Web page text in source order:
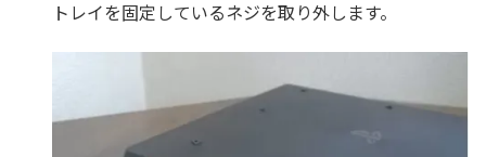
トレイを固定しているネジを取り外します。